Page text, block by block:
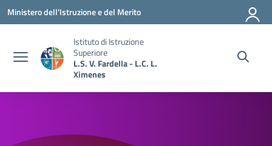
Vai ai contenuti
Vai al menu di navigazione
Vai al footer
Ministero dell'Istruzione e del Merito
Istituto di Istruzione
Superiore
L.S. V. Fardella - L.C. L.
Ximenes